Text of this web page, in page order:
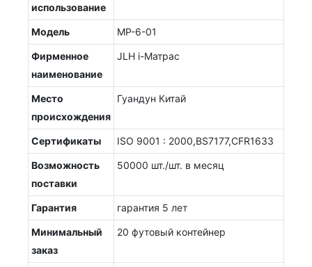
использование
Модель MP-6-01
Фирменное
наименование
JLH i-Матрас
Место
происхождения
Гуандун Китай
Сертификаты ISO 9001 : 2000,BS7177,CFR1633
Возможность
поставки
50000 шт./шт. в месяц
Гарантия гарантия 5 лет
Минимальный
заказ
20 футовый контейнер